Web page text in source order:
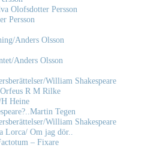
Olofsdotter Persson
Persson
Anders Olsson
Anders Olsson
William Shakespeare
R M Rilke
H Heine
Tegen
William Shakespeare
Lorca/ Om jag dör..
– Fixare